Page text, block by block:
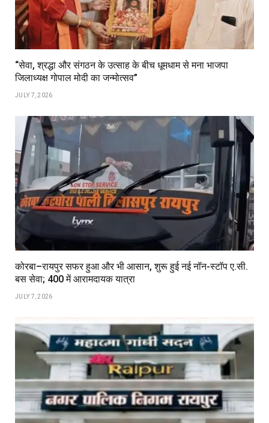
“सेवा, श्रद्धा और संगठन के उत्साह के बीच धूमधाम से मना भाजपा
जिलाध्यक्ष गोपाल मोदी का जन्मोत्सव”
JULY 7, 2026
कोरबा–रायपुर सफर हुआ और भी आसान, शुरू हुई नई नॉन-स्टॉप ए.सी.
बस सेवा; ₹400 में आरामदायक यात्रा
JULY 7, 2026